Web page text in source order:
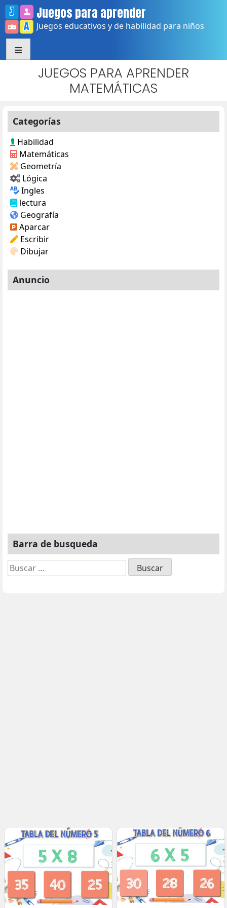
Skip
to
content
Juegos para aprender
Juegos educativos y de habilidad para niños
JUEGOS PARA APRENDER
MATEMÁTICAS
Categorías
Habilidad
Matemáticas
Geometría
Lógica
Ingles
lectura
Geografía
Aparcar
Escribir
Dibujar
Anuncio
Barra de busqueda
Buscar: